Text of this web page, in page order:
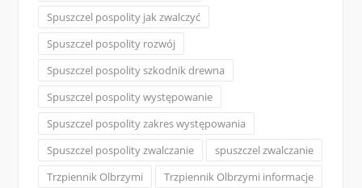
Spuszczel pospolity jak zwalczyć
Spuszczel pospolity rozwój
Spuszczel pospolity szkodnik drewna
Spuszczel pospolity występowanie
Spuszczel pospolity zakres występowania
Spuszczel pospolity zwalczanie
spuszczel zwalczanie
Trzpiennik Olbrzymi
Trzpiennik Olbrzymi informacje